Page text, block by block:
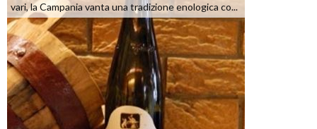
vari, la Campania vanta una tradizione enologica co...